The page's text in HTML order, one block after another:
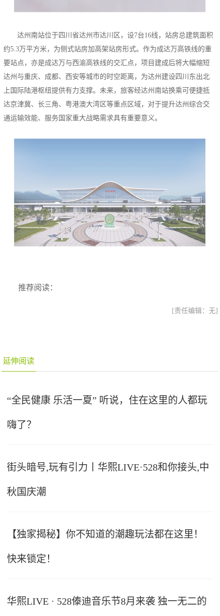
达州南站位于四川省达州市达川区，设7台16线，站房总建筑面积
约5.3万平方米，为侧式站房加高架站房形式。作为成达万高铁线的重
要站点，亦是成达万与西渝高铁线的交汇点，项目建成后将大幅缩短
达州与重庆、成都、西安等城市的时空距离，为达州建设四川东出北
上国际陆港枢纽提供有力支撑。未来，旅客经达州南站换乘可便捷抵
达京津冀、长三角、粤港澳大湾区等重点区域，对于提升达州综合交
通运输效能、服务国家重大战略需求具有重要意义。
推荐阅读：
[责任编辑：无]
延伸阅读
“全民健康 乐活一夏” 听说，住在这里的人都玩
嗨了？
街头暗号,玩有引力丨华熙LIVE·528和你接头,中
秋国庆潮
【独家揭秘】你不知道的潮趣玩法都在这里！
快来锁定！
华熙LIVE · 528傣迪音乐节8月来袭 独一无二的